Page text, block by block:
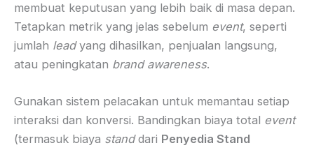
membuat keputusan yang lebih baik di masa depan.
Tetapkan metrik yang jelas sebelum event, seperti
jumlah leadyang dihasilkan, penjualan langsung,
atau peningkatan brand awareness.
Gunakan sistem pelacakan untuk memantau setiap
interaksi dan konversi. Bandingkan biaya total event
(termasuk biaya standdari Penyedia Stand